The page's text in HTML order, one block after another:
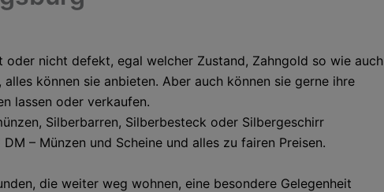
nicht defekt, egal welcher Zustand, Zahngold so wie auch
können sie anbieten. Aber auch können sie gerne ihre
lassen oder verkaufen.
Silberbarren, Silberbesteck oder Silbergeschirr
– Münzen und Scheine und alles zu fairen Preisen.
die weiter weg wohnen, eine besondere Gelegenheit